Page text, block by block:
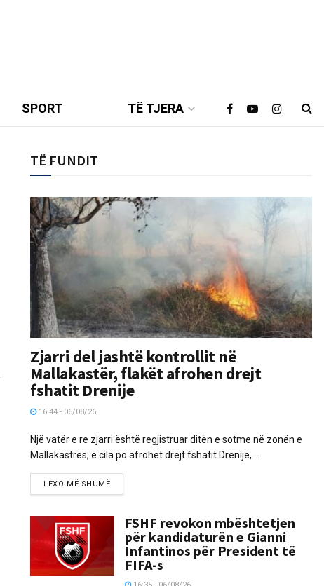
SPORT TË TJERA
TË FUNDIT
Zjarri del jashtë kontrollit në
Mallakastër, flakët afrohen drejt
fshatit Drenije
16:44 - 06/08/26
Një vatër e re zjarri është regjistruar ditën e sotme në zonën e
Mallakastrës, e cila po afrohet drejt fshatit Drenije,...
LEXO MË SHUMË
FSHF revokon mbështetjen
për kandidaturën e Gianni
Infantinos për President të
FIFA-s